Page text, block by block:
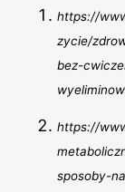
https://
zycie/
bez-
https://
sposoby-